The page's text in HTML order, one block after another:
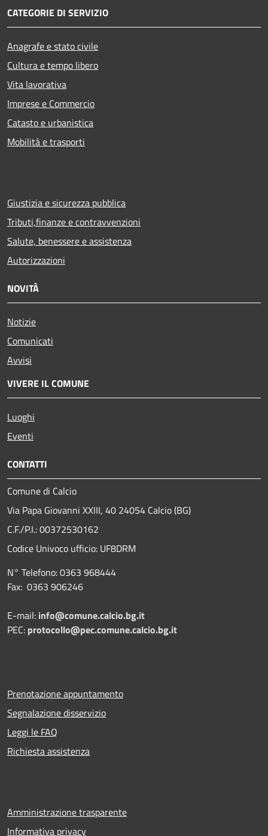
CATEGORIE DI SERVIZIO
Anagrafe e stato civile
Cultura e tempo libero
Vita lavorativa
Imprese e Commercio
Catasto e urbanistica
Mobilità e trasporti
Giustizia e sicurezza pubblica
Tributi,finanze e contravvenzioni
Salute, benessere e assistenza
Autorizzazioni
NOVITÀ
Notizie
Comunicati
Avvisi
VIVERE IL COMUNE
Luoghi
Eventi
CONTATTI
Comune di Calcio
Via Papa Giovanni XXIII, 40 24054 Calcio (BG)
C.F./P.I.: 00372530162
Codice Univoco ufficio: UF8DRM
N° Telefono: 0363 968444
Fax: 0363 906246
E-mail: info@comune.calcio.bg.it
PEC: protocollo@pec.comune.calcio.bg.it
Prenotazione appuntamento
Segnalazione disservizio
Leggi le FAQ
Richiesta assistenza
Amministrazione trasparente
Informativa privacy